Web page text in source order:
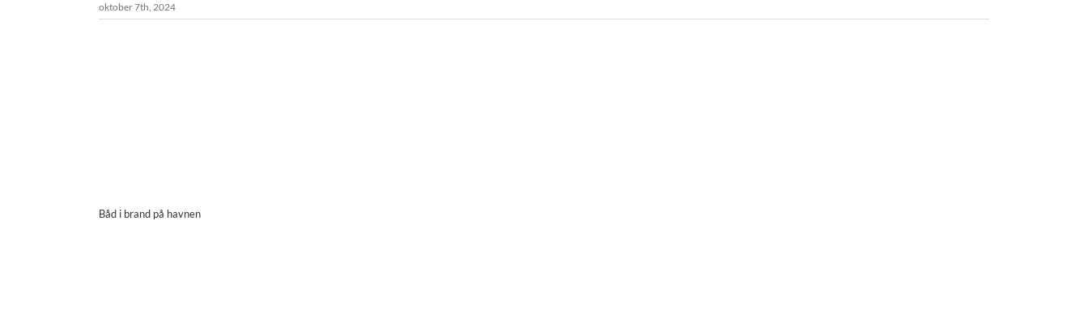
oktober 7th, 2024
Båd i brand på havnen